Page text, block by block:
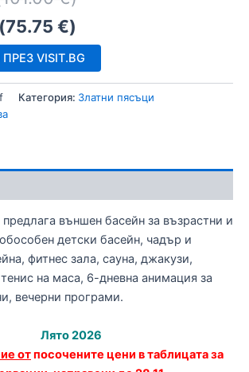
(75.75 €)
VISIT.BG
Категория: Златни пясъци
външен басейн за възрастни и
детски басейн, чадър и
фитнес зала, сауна, джакузи,
на маса, 6-дневна анимация за
вечерни програми.
Лято 2026
отпосочените цени в таблицата за